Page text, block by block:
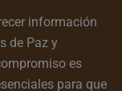
información
de Paz y
es
para que